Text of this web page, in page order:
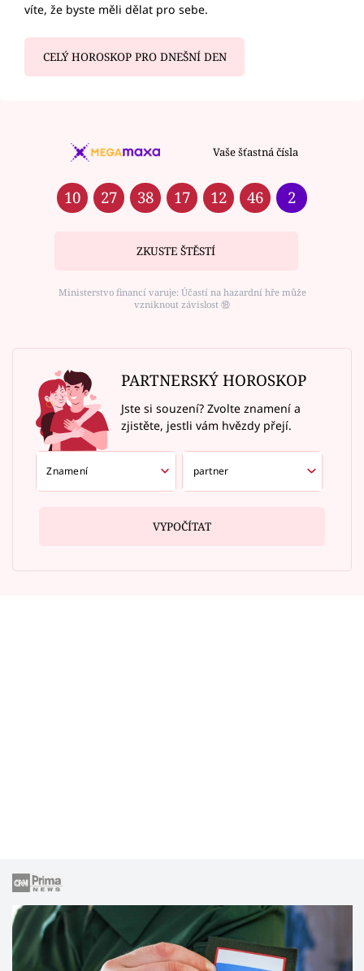
víte, že byste měli dělat pro sebe.
CELÝ HOROSKOP PRO DNEŠNÍ DEN
Vaše šťastná čísla
10 27 38 17 12 46 2
ZKUSTE ŠTĚSTÍ
Ministerstvo financí varuje: Účastí na hazardní hře může
vzniknout závislost ⑱
PARTNERSKÝ HOROSKOP
Jste si souzení? Zvolte znamení a
zjistěte, jestli vám hvězdy přejí.
VYPOČÍTAT